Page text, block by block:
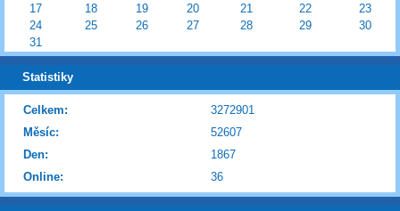
17
18 19 20 21 22
23
24
25 26 27 28 29
30
31
Statistiky
Online: 36
Celkem:
3272901
Měsíc:
52607
Den:
1867